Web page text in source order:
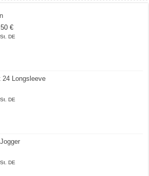
€Preisspanne:
18,50 €
DE
24 Longsleeve
DE
DE